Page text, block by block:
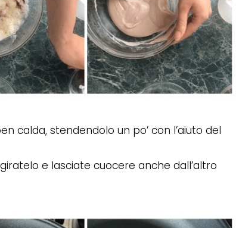
calda, stendendolo un po’ con l’aiuto del
e lasciate cuocere anche dall’altro